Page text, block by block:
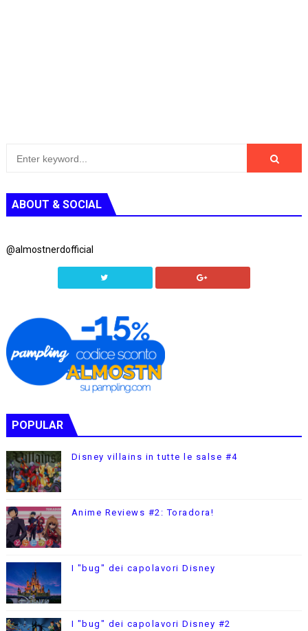
ABOUT & SOCIAL
@almostnerdofficial
POPULAR
Disney villains in tutte le salse #4
Anime Reviews #2: Toradora!
I "bug" dei capolavori Disney
I "bug" dei capolavori Disney #2